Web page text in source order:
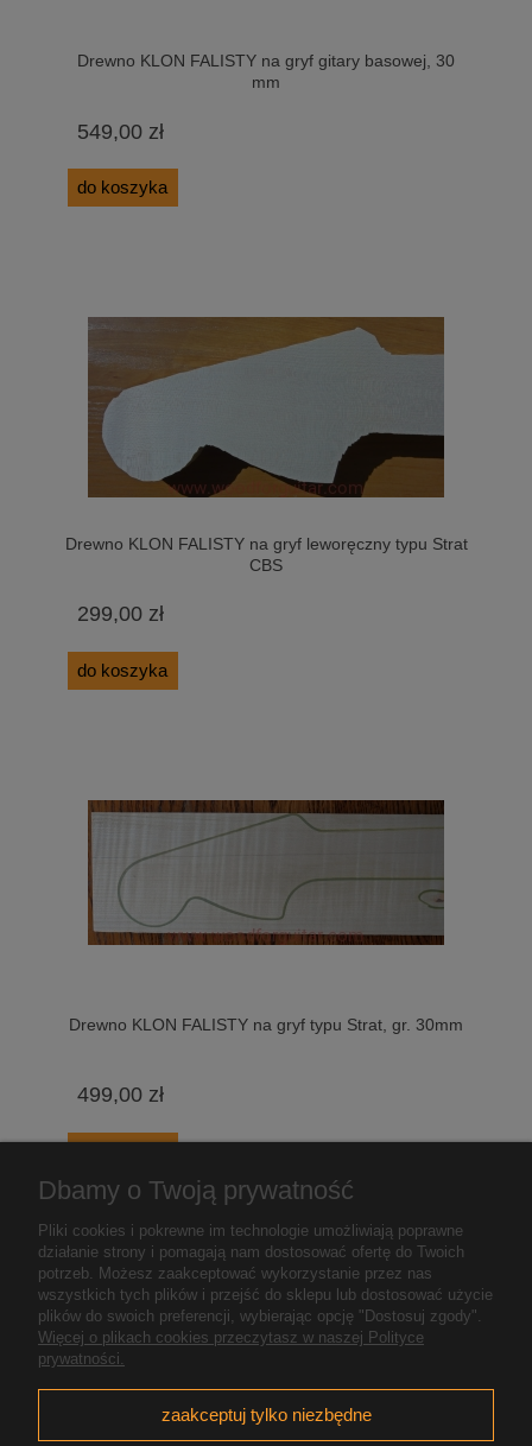
Drewno KLON FALISTY na gryf gitary basowej, 30
mm
549,00 zł
do koszyka
Drewno KLON FALISTY na gryf leworęczny typu Strat
CBS
299,00 zł
do koszyka
Drewno KLON FALISTY na gryf typu Strat, gr. 30mm
499,00 zł
« 1 2 3 4 5 ... 9 »
Pomoc
Moje konto
Dbamy o Twoją prywatność
Pliki cookies i pokrewne im technologie umożliwiają poprawne
działanie strony i pomagają nam dostosować ofertę do Twoich
potrzeb. Możesz zaakceptować wykorzystanie przez nas
wszystkich tych plików i przejść do sklepu lub dostosować użycie
plików do swoich preferencji, wybierając opcję "Dostosuj zgody".
Więcej o plikach cookies przeczytasz w naszej Polityce
prywatności.
zaakceptuj tylko niezbędne